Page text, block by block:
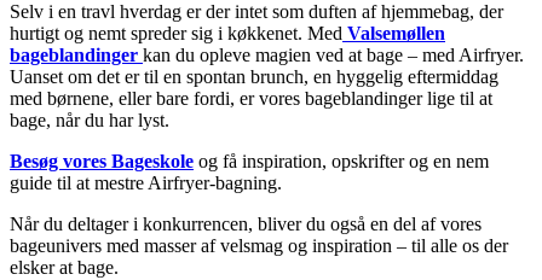
Selv i en travl hverdag er der intet som duften af hjemmebag, der
hurtigt og nemt spreder sig i køkkenet. Med Valsemøllen
bageblandinger kan du opleve magien ved at bage – med Airfryer.
Uanset om det er til en spontan brunch, en hyggelig eftermiddag
med børnene, eller bare fordi, er vores bageblandinger lige til at
bage, når du har lyst.
Besøg vores Bageskole og få inspiration, opskrifter og en nem
guide til at mestre Airfryer-bagning.
Når du deltager i konkurrencen, bliver du også en del af vores
bageunivers med masser af velsmag og inspiration – til alle os der
elsker at bage.